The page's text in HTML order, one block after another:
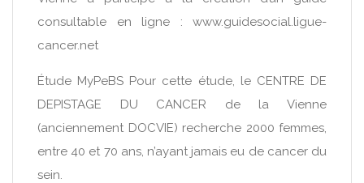
consultable en ligne : www.guidesocial.ligue-
cancer.net
Étude MyPeBS Pour cette étude, le CENTRE DE
DEPISTAGE DU CANCER de la Vienne
(anciennement DOCVIE) recherche 2000 femmes,
entre 40 et 70 ans, n’ayant jamais eu de cancer du
sein.